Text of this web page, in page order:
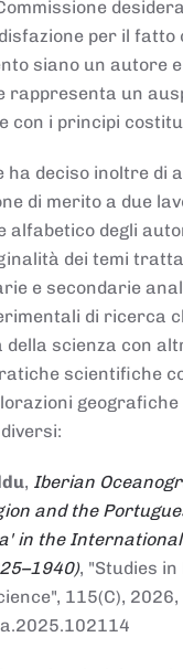
per il fatto
siano un autore
rappresenta un
con i principi
ha deciso inoltre di
di merito a due
alfabetico degli
dei temi
e secondarie
di ricerca
della scienza con
scientifiche
, Iberian
and the
in the
, "Studies
115(C),